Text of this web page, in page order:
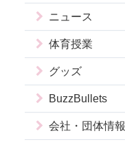
ニュース
体育授業
グッズ
BuzzBullets
会社・団体情報